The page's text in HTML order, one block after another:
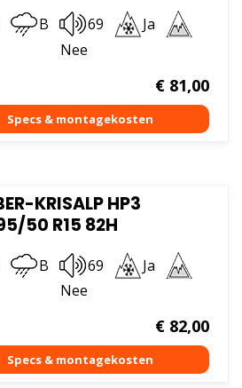
B 69
Ja
Nee
€81,00
KRISALP HP3
50 R15 82H
B 69
Ja
Nee
€82,00